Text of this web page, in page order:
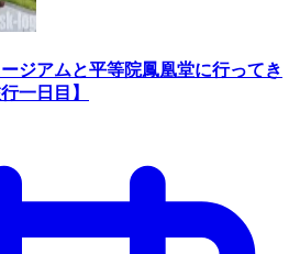
ジアムと平等院鳳凰堂に行ってき
一日目】